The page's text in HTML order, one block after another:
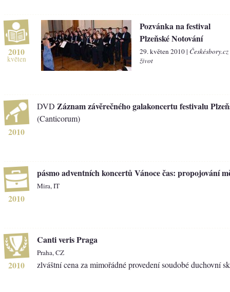
2010
květen
Pozvánka na festival
Plzeňské Notování
29. květen 2010 |
život
2010
DVD Záznam závěrečného galakoncertu festivalu
(Canticorum)
2010
pásmo adventních koncertů Vánoce čas: propojování
Mira, IT
2010
Canti veris Praga
Praha, CZ
zlváštní cena za mimořádné provedení soudobé duchovní